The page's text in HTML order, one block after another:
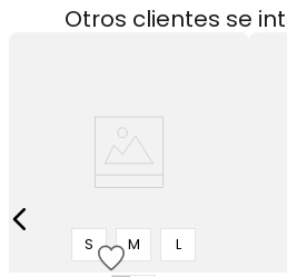
Otros clientes se
S M L